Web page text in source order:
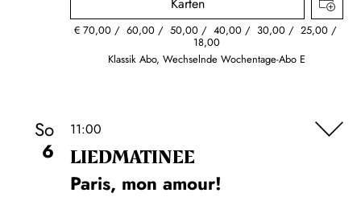
€ 70,00 60,00 50,00 40,00 30,00 25,00
18,00
Klassik Abo, Wechselnde Wochentage-Abo E
So
6
11:00
LIEDMATINEE
Paris, mon amour!